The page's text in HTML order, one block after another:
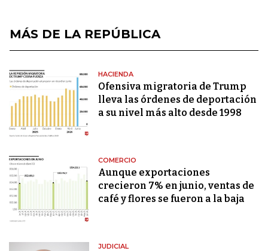
MÁS DE LA REPÚBLICA
HACIENDA
Ofensiva migratoria de Trump
lleva las órdenes de deportación
a su nivel más alto desde 1998
COMERCIO
Aunque exportaciones
crecieron 7% en junio, ventas de
café y flores se fueron a la baja
JUDICIAL